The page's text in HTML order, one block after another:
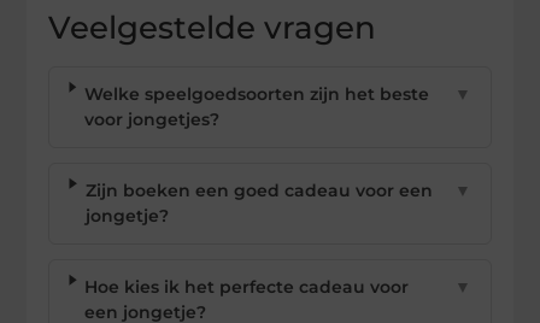
Veelgestelde vragen
Welke speelgoedsoorten zijn het beste
voor jongetjes?
▼
Zijn boeken een goed cadeau voor een
jongetje?
▼
Hoe kies ik het perfecte cadeau voor
een jongetje?
▼